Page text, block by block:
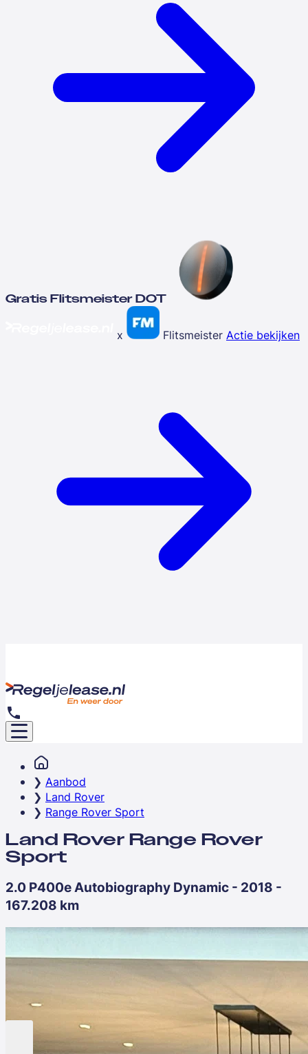
Gratis Flitsmeister DOT
x Flitsmeister Actie bekijken
Aanbod
Land Rover
Range Rover Sport
Land Rover Range Rover
Sport
2.0 P400e Autobiography Dynamic - 2018 -
167.208 km